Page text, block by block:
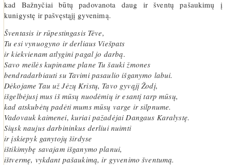
kad Bažnyčiai būtų padovanota daug ir šventų pašaukimų į
kunigystę ir pašvęstąjį gyvenimą.
Šventasis ir rūpestingasis Tėve,
Tu esi vynuogyno ir derliaus Viešpats
ir kiekvienam atlygini pagal jo darbą.
Savo meilės kupiname plane Tu šauki žmones
bendradarbiauti su Tavimi pasaulio išganymo labui.
Dėkojame Tau už Jėzų Kristų, Tavo gyvąjį Žodį,
išgelbėjusį mus iš mūsų nuodėmių ir esantį tarp mūsų,
kad atskubėtų padėti mums mūsų varge ir silpnume.
Vadovauk kaimenei, kuriai pažadėjai Dangaus Karalystę.
Siųsk naujus darbininkus derliui nuimti
ir įskiepyk ganytojų širdyse
ištikimybę savajam išganymo planui,
ištvermę, vykdant pašaukimą, ir gyvenimo šventumą.